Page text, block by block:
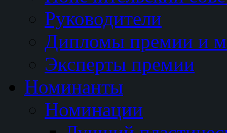
Руководители
Дипломы премии и
Эксперты премии
Номинанты
Номинации